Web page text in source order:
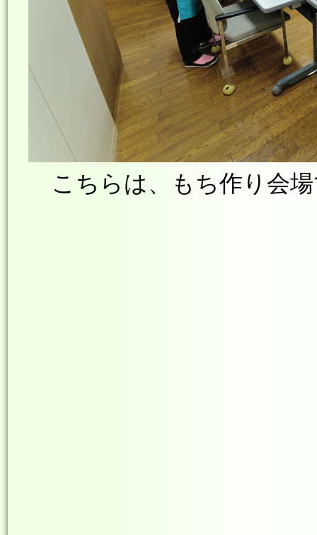
こちらは、もち作り会